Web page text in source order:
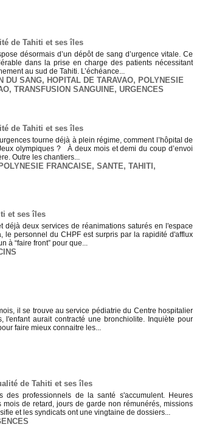
de Tahiti et ses îles
désormais d’un dépôt de sang d’urgence vitale. Ce
dans la prise en charge des patients nécessitant
au sud de Tahiti. L’échéance...
DU SANG, HOPITAL DE TARAVAO, POLYNESIE
, TRANSFUSION SANGUINE, URGENCES
de Tahiti et ses îles
tourne déjà à plein régime, comment l’hôpital de
olympiques ? À deux mois et demi du coup d’envoi
Outre les chantiers...
POLYNESIE FRANCAISE, SANTE, TAHITI ,
et ses îles
deux services de réanimations saturés en l'espace
personnel du CHPF est surpris par la rapidité d'afflux
à “faire front” pour que...
il se trouve au service pédiatrie du Centre hospitalier
l'enfant aurait contracté une bronchiolite. Inquiète pour
faire mieux connaitre les...
de Tahiti et ses îles
des professionnels de la santé s'accumulent. Heures
de retard, jours de garde non rémunérés, missions
et les syndicats ont une vingtaine de dossiers...